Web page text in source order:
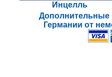
Инцелль
Дополнительные
Германии от